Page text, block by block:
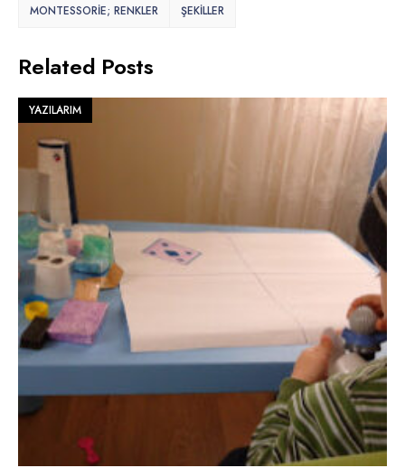
MONTESSORİE; RENKLER ŞEKİLLER
Related Posts
YAZILARIM